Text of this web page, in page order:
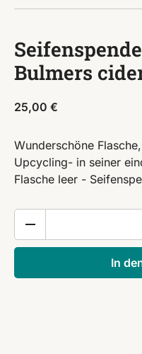
Bulmers
25,00 €
Wunderschöne
Upcycling- in seiner
Flasche leer -
-
In